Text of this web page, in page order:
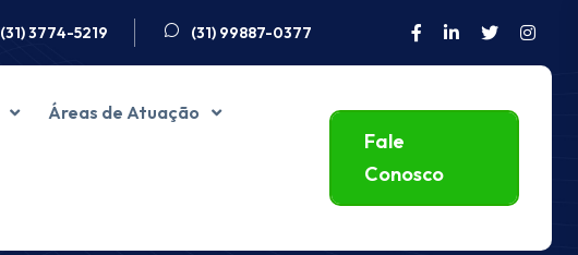
(31) 3774-5219 (31) 99887-0377
Áreas de Atuação
Fale
Conosco